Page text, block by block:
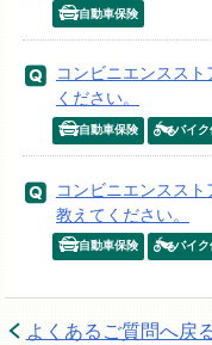
自動車保険
コンビニエンスス
ください。
自動車保険 バイク
コンビニエンスス
教えてください。
自動車保険 バイク
よくあるご質問へ戻